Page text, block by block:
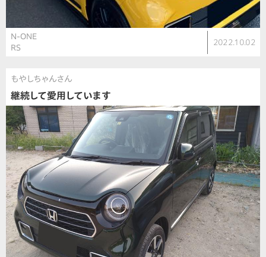
N-ONE
RS
2022.10.02
もやしちゃんさん
継続して愛用しています